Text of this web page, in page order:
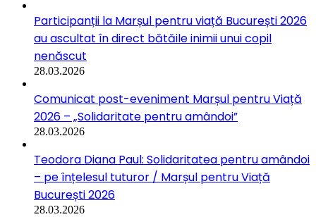
Participanții la Marșul pentru viață București 2026
au ascultat în direct bătăile inimii unui copil
nenăscut
28.03.2026
Comunicat post-eveniment Marșul pentru Viață
2026 – „Solidaritate pentru amândoi”
28.03.2026
Teodora Diana Paul: Solidaritatea pentru amândoi
– pe înțelesul tuturor / Marșul pentru Viață
București 2026
28.03.2026